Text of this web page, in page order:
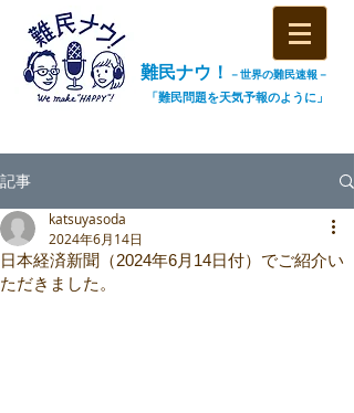
難民ナウ！ －世界の難民速報－
「難民問題を天気予報のように」
記事
日本経済新聞（2024年6月14日付）でご紹介い
ただきました。
katsuyasoda
2024年6月14日